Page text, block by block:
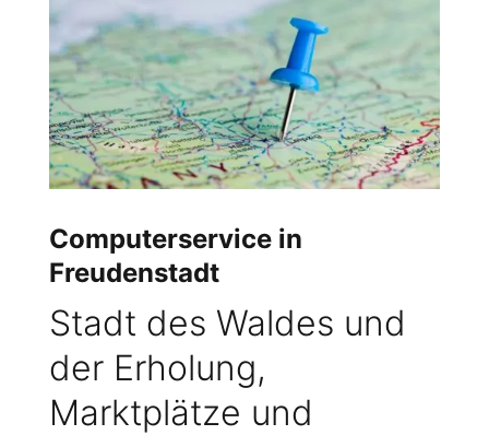
Computerservice in
Freudenstadt
Stadt des Waldes und
der Erholung,
Marktplätze und